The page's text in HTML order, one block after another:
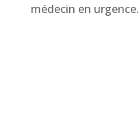
médecin en urgence.